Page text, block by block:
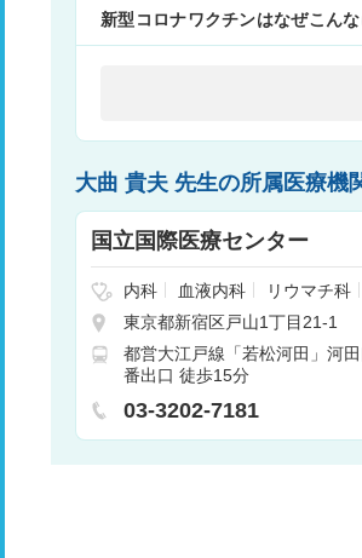
新型コロナワクチンはなぜこん
大曲 貴夫 先生の所属医療機
国立国際医療センター
内科 血液内科 リウマチ科
神経外科
呼吸器内科 呼吸
小児外科
整形外科 形成
耳鼻咽喉科
リハビリテー
麻酔科
乳腺外科
東京都新宿区戸山1丁目21-1
都営大江戸線「若松河田」河
番出口 徒歩15分
03-3202-7181